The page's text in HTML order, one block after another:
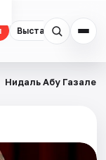
Выставки
Нидаль Абу Газале